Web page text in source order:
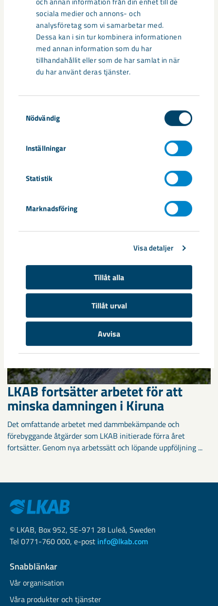
sociala medier och annons- och
analysföretag som vi samarbetar med.
Dessa kan i sin tur kombinera informationen
med annan information som du har
tillhandahållit eller som de har samlat in när
du har använt deras tjänster.
Nödvändig
Inställningar
Statistik
Marknadsföring
Visa detaljer
Tillåt alla
Tillåt urval
Avvisa
när ungdomslandslag från Sverige, Norge, Portugal och
Spanien möttes i Scandiberico ...
Så kan humanoida robotar öka
säkerheten i framtidens gruva
Utvecklingen av humanoida robotar, människoliknande
robotar med armar och ben, går snabbt. I takt med att
LKAB fortsätter arbetet för att
minska damningen i Kiruna
Det omfattande arbetet med dammbekämpande och
förebyggande åtgärder som LKAB initierade förra året
fortsätter. Genom nya arbetssätt och löpande uppföljning ...
© LKAB, Box 952, SE-971 28 Luleå, Sweden
Tel 0771-760 000, e-post info@lkab.com
Snabblänkar
Vår organisation
Våra produkter och tjänster